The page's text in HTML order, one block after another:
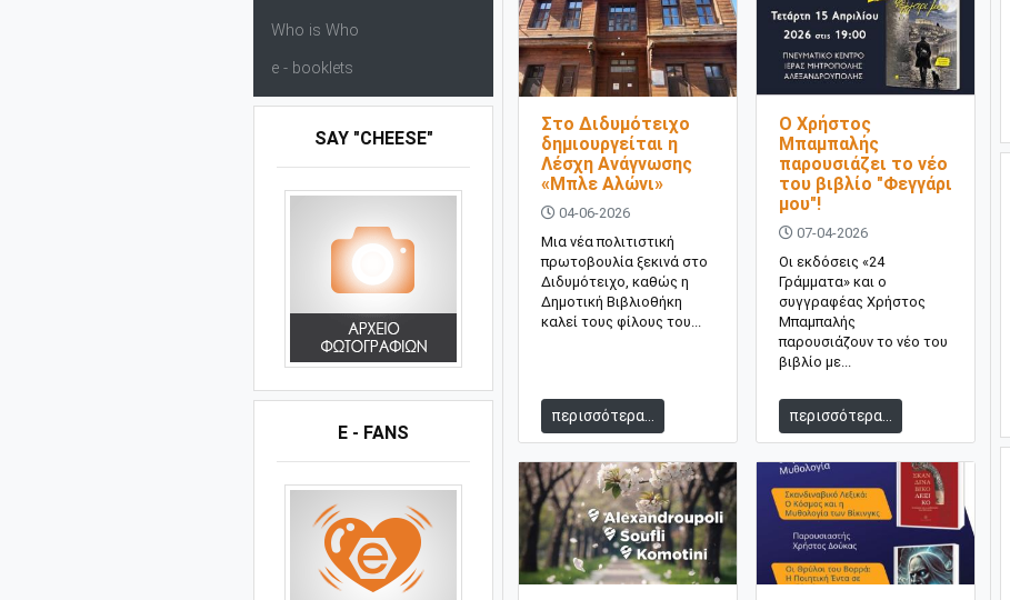
Who is Who
e - booklets
SAY "CHEESE"
E - FANS
Στο Διδυμότειχο
δημιουργείται η
Λέσχη Ανάγνωσης
«Μπλε Αλώνι»
04-06-2026
Μια νέα πολιτιστική
πρωτοβουλία ξεκινά στο
Διδυμότειχο, καθώς η
Δημοτική Βιβλιοθήκη
καλεί τους φίλους του...
περισσότερα...
Ο Χρήστος
Μπαμπαλής
παρουσιάζει το νέο
του βιβλίο "Φεγγάρι
μου"!
07-04-2026
Οι εκδόσεις «24
Γράμματα» και ο
συγγραφέας Χρήστος
Μπαμπαλής
παρουσιάζουν το νέο του
βιβλίο με...
περισσότερα...